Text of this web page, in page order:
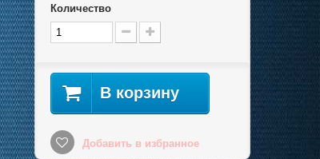
Количество
В корзину
Добавить в избранное